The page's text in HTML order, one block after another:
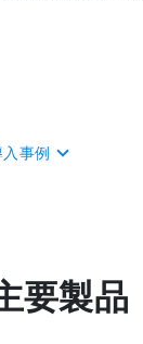
入事例
要製品